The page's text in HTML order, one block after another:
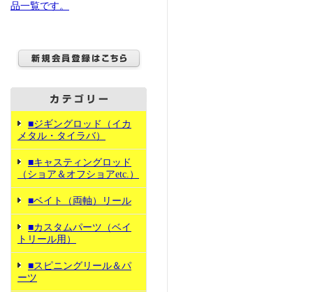
品一覧です。
■ジギングロッド（イカ
メタル・タイラバ）
■キャスティングロッド
（ショア＆オフショアetc.）
■ベイト（両軸）リール
■カスタムパーツ（ベイ
トリール用）
■スピニングリール＆パ
ーツ